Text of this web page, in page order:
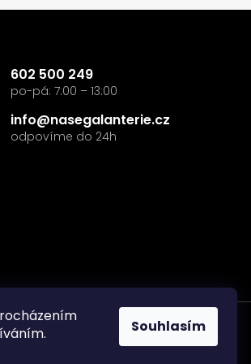
Souhlasím
info@nasegalanterie.cz
602 500 249